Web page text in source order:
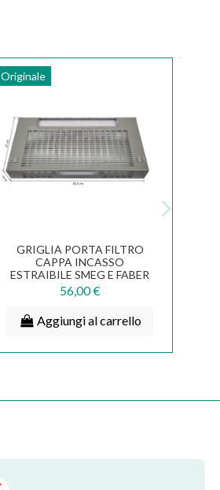
Originale
GRIGLIA PORTA FILTRO
CAPPA INCASSO
ESTRAIBILE SMEG E FABER
2152 152 156 133.0068.085
56,00 €
Aggiungi al carrello